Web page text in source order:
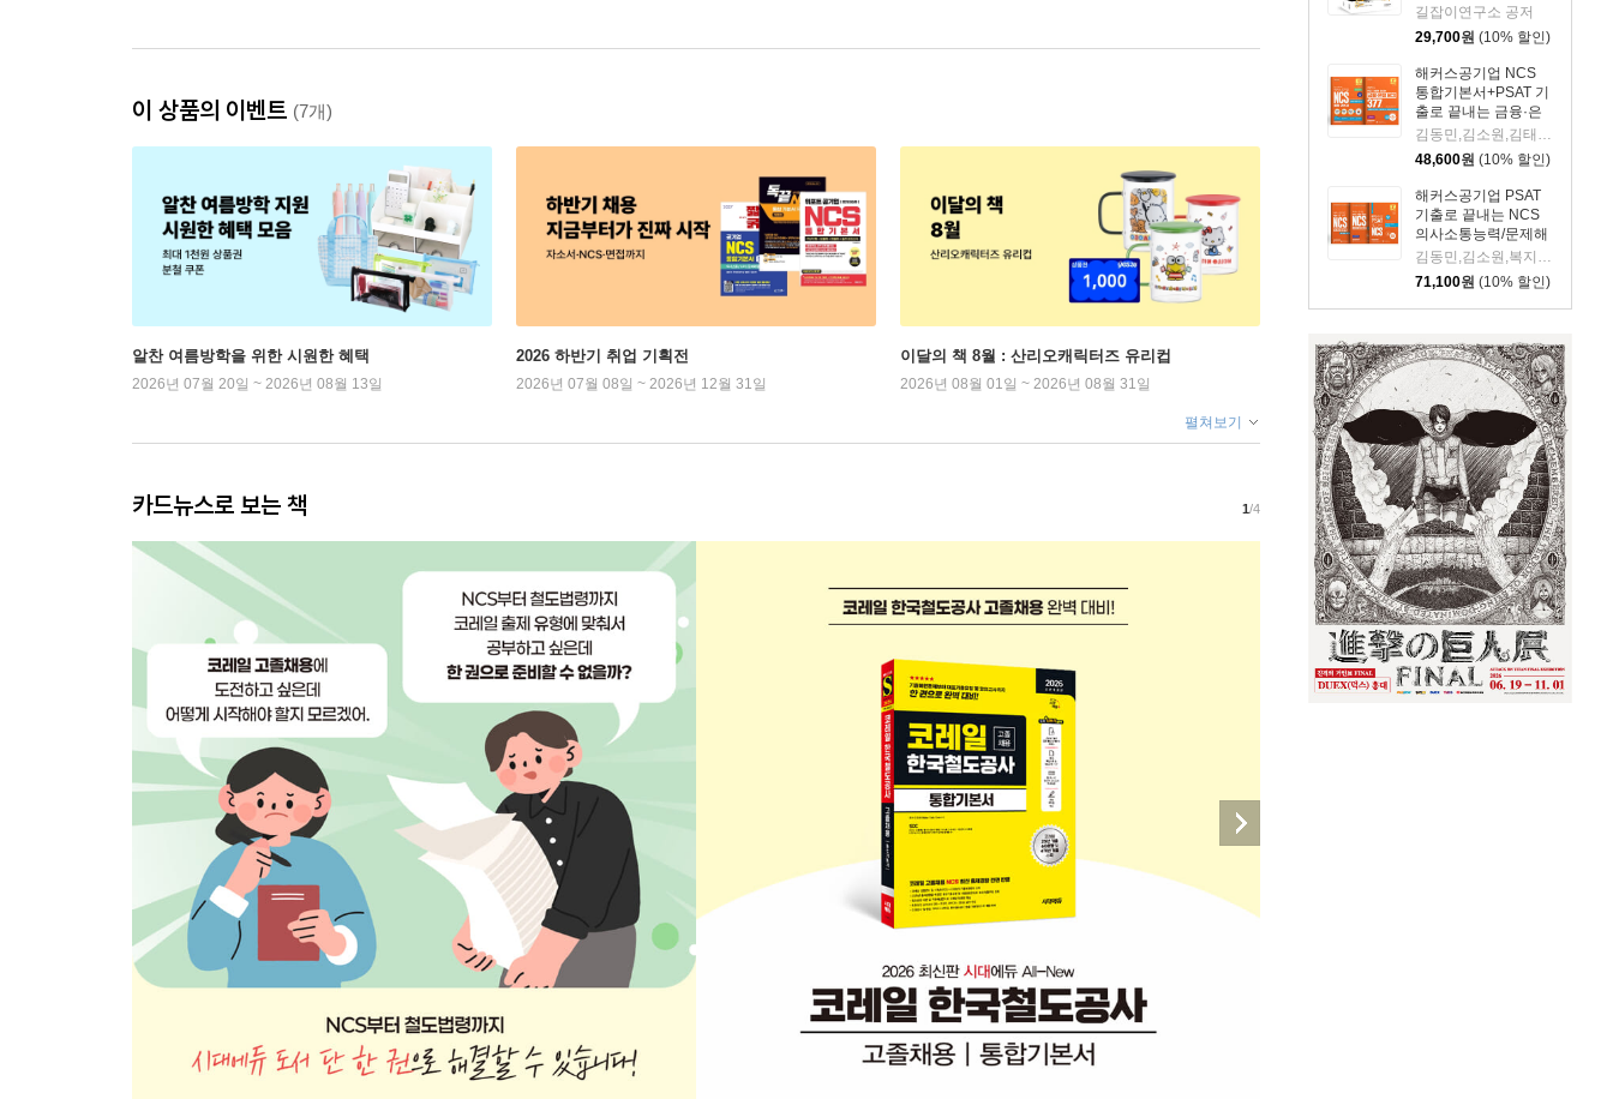
길잡이연구소 공저
29,700원 (10% 할인)
해커스공기업 NCS
통합기본서+PSAT 기
출로 끝내는 금융·은
행 NCS 377제
김동민,김소원,김태형,복지훈,윤종혁,최수지,해커스 취업교육연구소,해커스 NCS 취업교육연구소 저
48,600원 (10% 할인)
해커스공기업 PSAT
기출로 끝내는 NCS
의사소통능력/문제해
결·자원관리/수리·자
료해석 세트
김동민,김소원,복지훈,해커스 취업교육연구소,해커스 PSAT연구소 저
71,100원 (10% 할인)
이 상품의 이벤트 (7개)
알찬 여름방학을 위한 시원한 혜택
2026년 07월 20일 ~ 2026년 08월 13일
2026 하반기 취업 기획전
2026년 07월 08일 ~ 2026년 12월 31일
이달의 책 8월 : 산리오캐릭터즈 유리컵
2026년 08월 01일 ~ 2026년 08월 31일
펼쳐보기
카드뉴스로 보는 책 1/4